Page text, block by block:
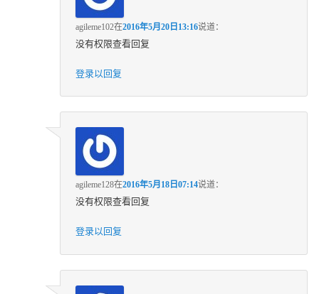
agileme102在2016年5月20日13:16说道：
没有权限查看回复
登录以回复
agileme128在2016年5月18日07:14说道：
没有权限查看回复
登录以回复